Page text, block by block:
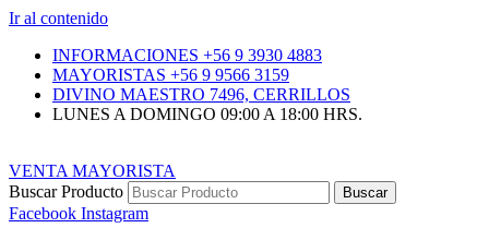
Ir al contenido
INFORMACIONES +56 9 3930 4883
MAYORISTAS +56 9 9566 3159
DIVINO MAESTRO 7496, CERRILLOS
LUNES A DOMINGO 09:00 A 18:00 HRS.
VENTA MAYORISTA
Buscar Producto
Buscar
Facebook Instagram